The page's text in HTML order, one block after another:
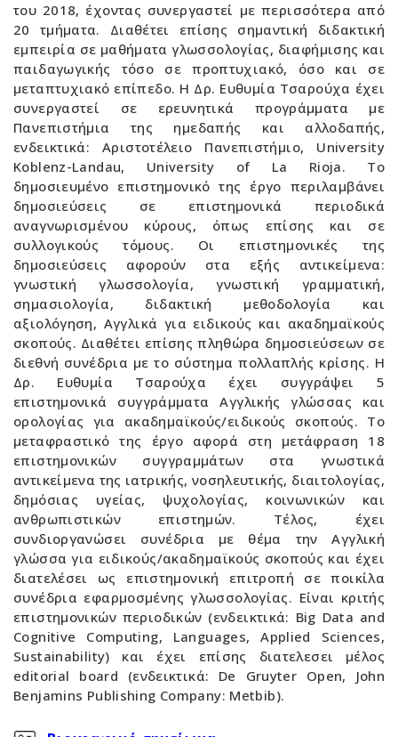
του 2018, έχοντας συνεργαστεί με περισσότερα από
20 τμήματα. Διαθέτει επίσης σημαντική διδακτική
εμπειρία σε μαθήματα γλωσσολογίας, διαφήμισης και
παιδαγωγικής τόσο σε προπτυχιακό, όσο και σε
μεταπτυχιακό επίπεδο. Η Δρ. Ευθυμία Τσαρούχα έχει
συνεργαστεί σε ερευνητικά προγράμματα με
Πανεπιστήμια της ημεδαπής και αλλοδαπής,
ενδεικτικά: Αριστοτέλειο Πανεπιστήμιο, University
Koblenz-Landau, University of La Rioja. Το
δημοσιευμένο επιστημονικό της έργο περιλαμβάνει
δημοσιεύσεις σε επιστημονικά περιοδικά
αναγνωρισμένου κύρους, όπως επίσης και σε
συλλογικούς τόμους. Οι επιστημονικές της
δημοσιεύσεις αφορούν στα εξής αντικείμενα:
γνωστική γλωσσολογία, γνωστική γραμματική,
σημασιολογία, διδακτική μεθοδολογία και
αξιολόγηση, Αγγλικά για ειδικούς και ακαδημαϊκούς
σκοπούς. Διαθέτει επίσης πληθώρα δημοσιεύσεων σε
διεθνή συνέδρια με το σύστημα πολλαπλής κρίσης. Η
Δρ. Ευθυμία Τσαρούχα έχει συγγράψει 5
επιστημονικά συγγράμματα Αγγλικής γλώσσας και
ορολογίας για ακαδημαϊκούς/ειδικούς σκοπούς. Το
μεταφραστικό της έργο αφορά στη μετάφραση 18
επιστημονικών συγγραμμάτων στα γνωστικά
αντικείμενα της ιατρικής, νοσηλευτικής, διαιτολογίας,
δημόσιας υγείας, ψυχολογίας, κοινωνικών και
ανθρωπιστικών επιστημών. Τέλος, έχει
συνδιοργανώσει συνέδρια με θέμα την Αγγλική
γλώσσα για ειδικούς/ακαδημαϊκούς σκοπούς και έχει
διατελέσει ως επιστημονική επιτροπή σε ποικίλα
συνέδρια εφαρμοσμένης γλωσσολογίας. Είναι κριτής
επιστημονικών περιοδικών (ενδεικτικά: Big Data and
Cognitive Computing, Languages, Applied Sciences,
Sustainability) και έχει επίσης διατελεσει μέλος
editorial board (ενδεικτικά: De Gruyter Open, John
Benjamins Publishing Company: Metbib).